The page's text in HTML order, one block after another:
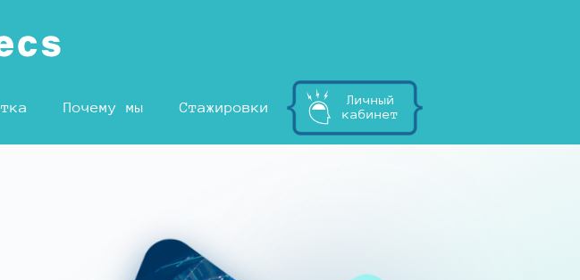
Почему мы Стажировки
Личный
кабинет